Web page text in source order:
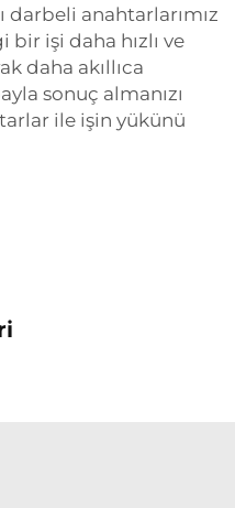
darbeli anahtarlarımız
işi daha hızlı ve
daha akıllıca
sonuç almanızı
ile işin yükünü